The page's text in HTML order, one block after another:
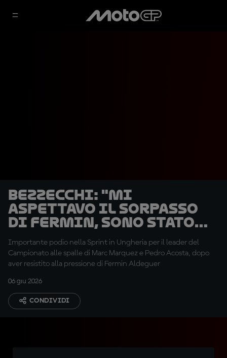
Bezzecchi: "Mi
aspettavo il sorpasso
di Fermin, sono stato
fortunato"
Importante podio nella Sprint in Ungheria per il leader del
Campionato alle spalle di Marc Marquez e Pedro Acosta, dopo
aver resistito alla pressione di Fermin Aldeguer
06 giu 2026
CONDIVIDI